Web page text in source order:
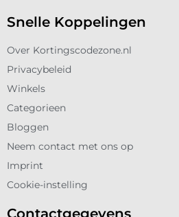
Snelle Koppelingen
Over Kortingscodezone.nl
Privacybeleid
Winkels
Categorieen
Bloggen
Neem contact met ons op
Imprint
Cookie-instelling
Contactgegevens